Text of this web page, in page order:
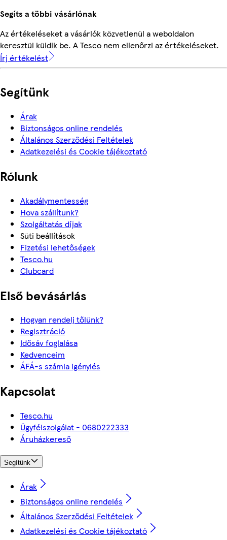
Segíts a többi vásárlónak
Az értékeléseket a vásárlók közvetlenül a weboldalon
keresztül küldik be. A Tesco nem ellenőrzi az értékeléseket.
Írj értékelést
Segítünk
Árak
Biztonságos online rendelés
Általános Szerződési Feltételek
Adatkezelési és Cookie tájékoztató
Rólunk
Akadálymentesség
Hova szállítunk?
Szolgáltatás díjak
Süti beállítások
Fizetési lehetőségek
Tesco.hu
Clubcard
Első bevásárlás
Hogyan rendelj tőlünk?
Regisztráció
Idősáv foglalása
Kedvenceim
ÁFÁ-s számla igénylés
Kapcsolat
Tesco.hu
Ügyfélszolgálat - 0680222333
Áruházkereső
Segítünk
Árak
Biztonságos online rendelés
Általános Szerződési Feltételek
Adatkezelési és Cookie tájékoztató